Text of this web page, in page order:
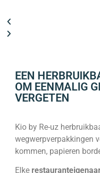
EEN
OM EENMALIG
VERGETEN
Kio by Re-uz
wegwerpverpakkingen
kommen, papieren
Elke